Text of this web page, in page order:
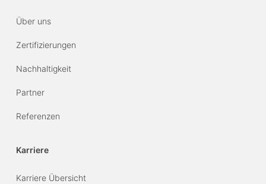
Über uns
Zertifizierungen
Nachhaltigkeit
Partner
Referenzen
Karriere
Karriere Übersicht